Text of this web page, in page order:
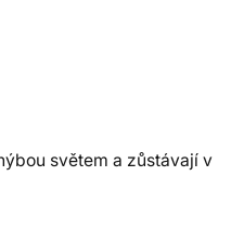
světem a zůstávají v